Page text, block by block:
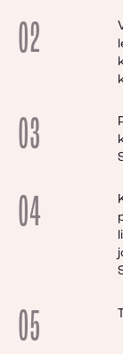
02
03
04
05